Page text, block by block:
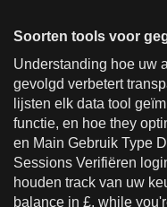
Soorten tools voor
Understanding hoe uw
gevolgd verbetert
lijsten elk data tool
functie, en hoe they
en Main Gebruik Type
Sessions Verifiëren
houden track van uw
balance in £, while